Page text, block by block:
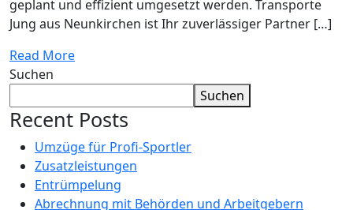
geplant und effizient umgesetzt werden. Transporte
Jung aus Neunkirchen ist Ihr zuverlässiger Partner […]
Read More
Suchen
Suchen
Recent Posts
Umzüge für Profi-Sportler
Zusatzleistungen
Entrümpelung
Abrechnung mit Behörden und Arbeitgebern